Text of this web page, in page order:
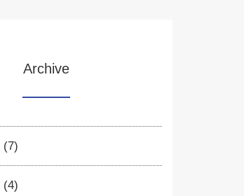
Archive
(7)
(4)